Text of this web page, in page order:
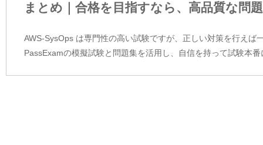
まとめ｜合格を目指すなら、高品質な問
AWS-SysOps は専門性の高い試験ですが、正しい対策を行えば
PassExamの模擬試験と問題集を活用し、自信を持って試験本